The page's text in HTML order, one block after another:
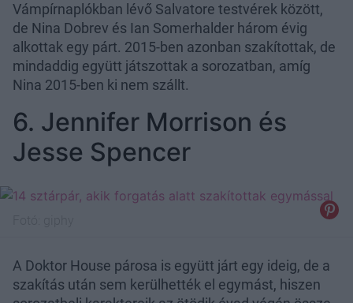
Vámpírnaplókban lévő Salvatore testvérek között,
de Nina Dobrev és Ian Somerhalder három évig
alkottak egy párt. 2015-ben azonban szakítottak, de
mindaddig együtt játszottak a sorozatban, amíg
Nina 2015-ben ki nem szállt.
6. Jennifer Morrison és
Jesse Spencer
A Doktor House párosa is együtt járt egy ideig, de a
szakítás után sem kerülhették el egymást, hiszen